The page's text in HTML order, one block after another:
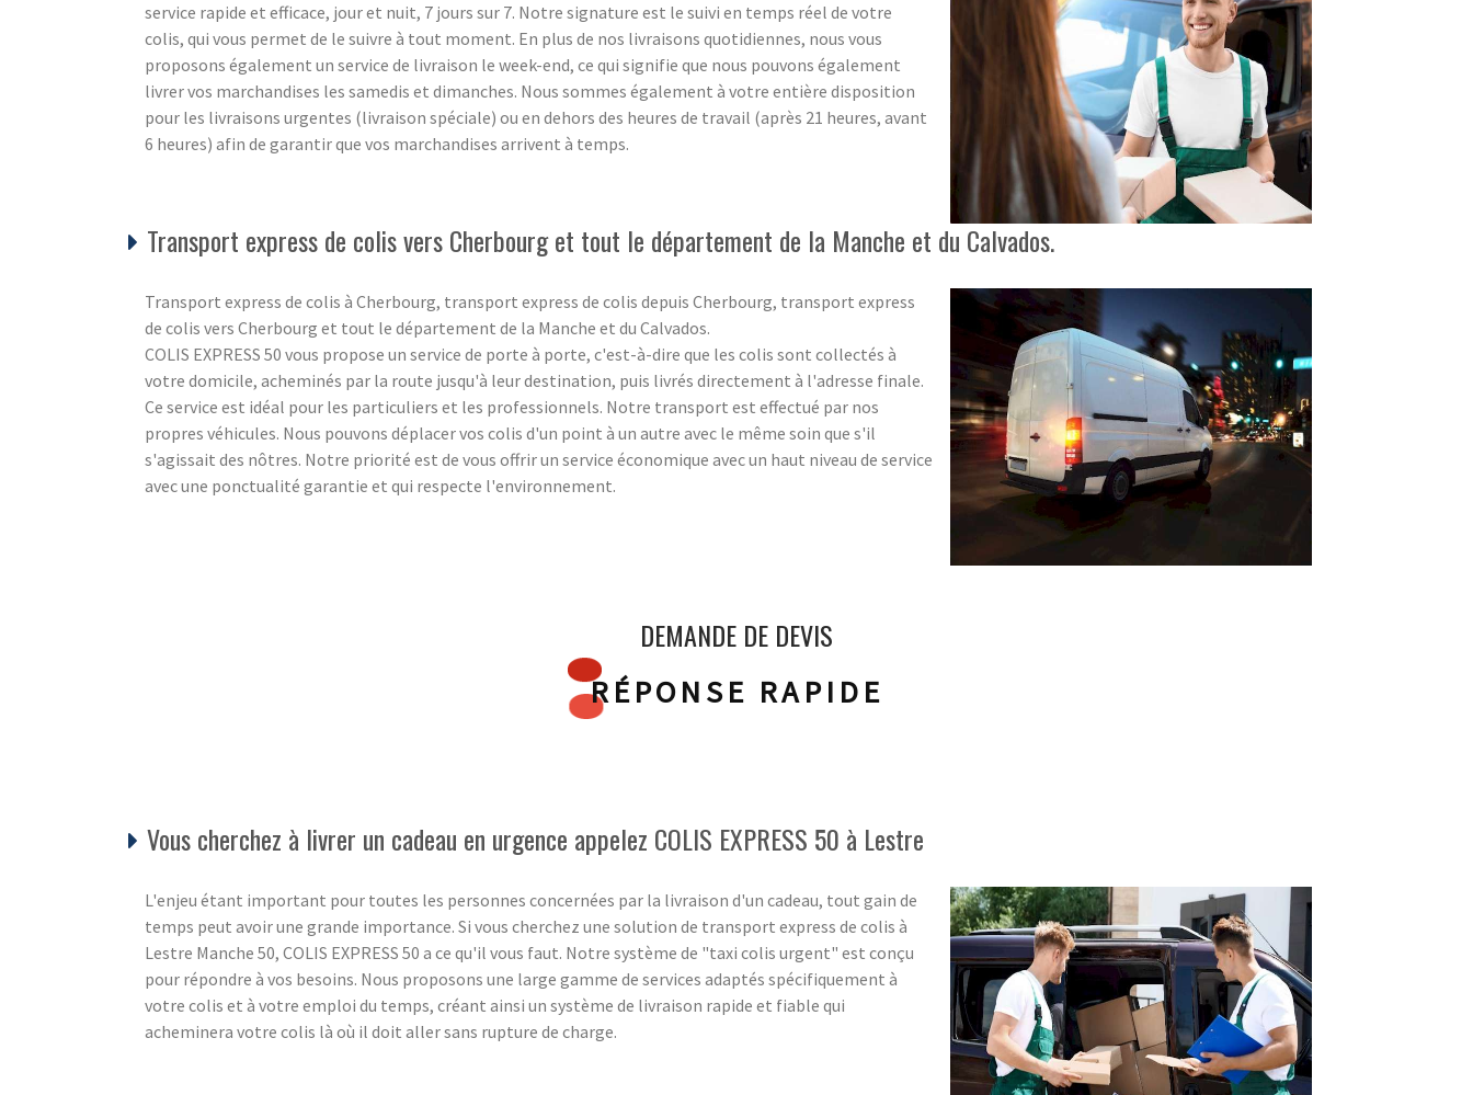
service rapide et efficace, jour et nuit, 7 jours sur 7. Notre signature est le suivi en temps réel de votre
colis, qui vous permet de le suivre à tout moment. En plus de nos livraisons quotidiennes, nous vous
proposons également un service de livraison le week-end, ce qui signifie que nous pouvons également
livrer vos marchandises les samedis et dimanches. Nous sommes également à votre entière disposition
pour les livraisons urgentes (livraison spéciale) ou en dehors des heures de travail (après 21 heures, avant
6 heures) afin de garantir que vos marchandises arrivent à temps.
Transport express de colis vers Cherbourg et tout le département de la Manche et du Calvados.
Transport express de colis à Cherbourg, transport express de colis depuis Cherbourg, transport express
de colis vers Cherbourg et tout le département de la Manche et du Calvados.
COLIS EXPRESS 50 vous propose un service de porte à porte, c'est-à-dire que les colis sont collectés à
votre domicile, acheminés par la route jusqu'à leur destination, puis livrés directement à l'adresse finale.
Ce service est idéal pour les particuliers et les professionnels. Notre transport est effectué par nos
propres véhicules. Nous pouvons déplacer vos colis d'un point à un autre avec le même soin que s'il
s'agissait des nôtres. Notre priorité est de vous offrir un service économique avec un haut niveau de service
avec une ponctualité garantie et qui respecte l'environnement.
DEMANDE DE DEVIS
RÉPONSE RAPIDE
Vous cherchez à livrer un cadeau en urgence appelez COLIS EXPRESS 50 à Lestre
L'enjeu étant important pour toutes les personnes concernées par la livraison d'un cadeau, tout gain de
temps peut avoir une grande importance. Si vous cherchez une solution de transport express de colis à
Lestre Manche 50, COLIS EXPRESS 50 a ce qu'il vous faut. Notre système de "taxi colis urgent" est conçu
pour répondre à vos besoins. Nous proposons une large gamme de services adaptés spécifiquement à
votre colis et à votre emploi du temps, créant ainsi un système de livraison rapide et fiable qui
acheminera votre colis là où il doit aller sans rupture de charge.